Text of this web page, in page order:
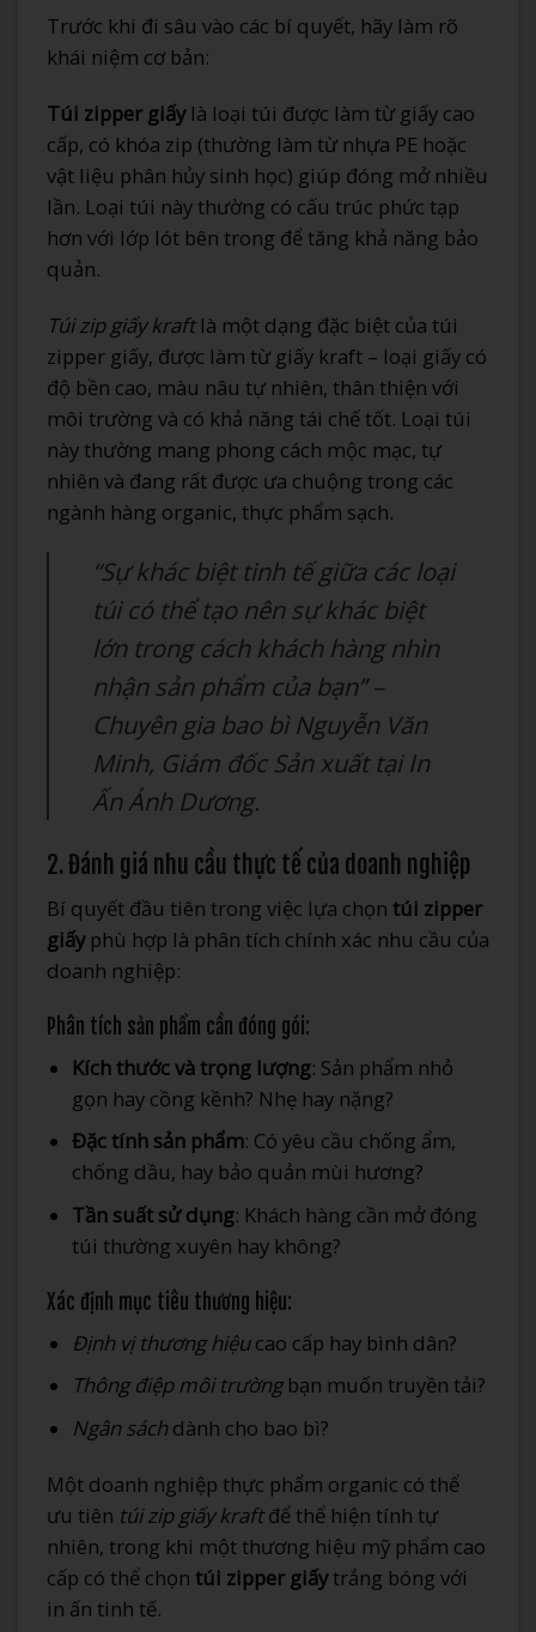
Trước khi đi sâu vào các bí quyết, hãy làm rõ
khái niệm cơ bản:
Túi zipper giấylà loại túi được làm từ giấy cao
cấp, có khóa zip (thường làm từ nhựa PE hoặc
vật liệu phân hủy sinh học) giúp đóng mở nhiều
lần. Loại túi này thường có cấu trúc phức tạp
hơn với lớp lót bên trong để tăng khả năng bảo
quản.
Túi zip giấy kraftlà một dạng đặc biệt của túi
zipper giấy, được làm từ giấy kraft – loại giấy có
độ bền cao, màu nâu tự nhiên, thân thiện với
môi trường và có khả năng tái chế tốt. Loại túi
này thường mang phong cách mộc mạc, tự
nhiên và đang rất được ưa chuộng trong các
ngành hàng organic, thực phẩm sạch.
“Sự khác biệt tinh tế giữa các loại
túi có thể tạo nên sự khác biệt
lớn trong cách khách hàng nhìn
nhận sản phẩm của bạn” –
Chuyên gia bao bì Nguyễn Văn
Minh, Giám đốc Sản xuất tại In
Ấn Ánh Dương.
2. Đánh giá nhu cầu thực tế của doanh nghiệp
Bí quyết đầu tiên trong việc lựa chọn túi zipper
giấyphù hợp là phân tích chính xác nhu cầu của
doanh nghiệp:
Phân tích sản phẩm cần đóng gói:
Kích thước và trọng lượng: Sản phẩm nhỏ
gọn hay cồng kềnh? Nhẹ hay nặng?
Đặc tính sản phẩm: Có yêu cầu chống ẩm,
chống dầu, hay bảo quản mùi hương?
Tần suất sử dụng: Khách hàng cần mở đóng
túi thường xuyên hay không?
Xác định mục tiêu thương hiệu:
Định vị thương hiệucao cấp hay bình dân?
Thông điệp môi trườngbạn muốn truyền tải?
Ngân sáchdành cho bao bì?
Một doanh nghiệp thực phẩm organic có thể
ưu tiên túi zip giấy kraftđể thể hiện tính tự
nhiên, trong khi một thương hiệu mỹ phẩm cao
cấp có thể chọn túi zipper giấytrắng bóng với
in ấn tinh tế.